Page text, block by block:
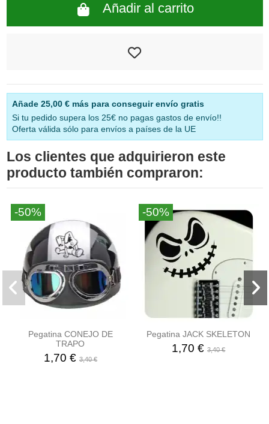
Añadir al carrito
Añade 25,00 €más para conseguir envío gratis
Si tu pedido supera los 25€ no pagas gastos de envío!!
Oferta válida sólo para envíos a países de la UE
Los clientes que adquirieron este
producto también compraron:
-50%
Pegatina CONEJO DE
TRAPO
1,70 € 3,40 €
-50%
Pegatina JACK SKELETON
1,70 €3,40 €